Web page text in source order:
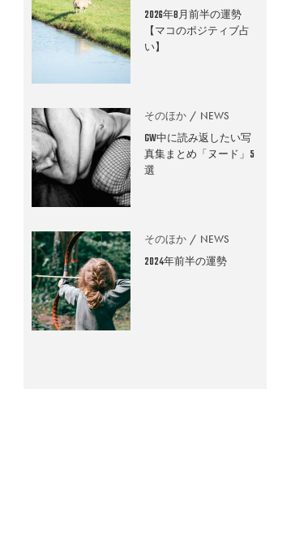
2026年8月前半の運勢
【マコのポジティブ占
い】
そのほか NEWS
GW中に読み返したい写
真集まとめ「ヌード」5
選
そのほか NEWS
2024年前半の運勢